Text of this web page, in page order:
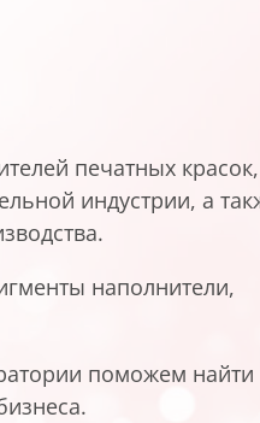
печатных красок,
индустрии, а
наполнители,
поможем найти